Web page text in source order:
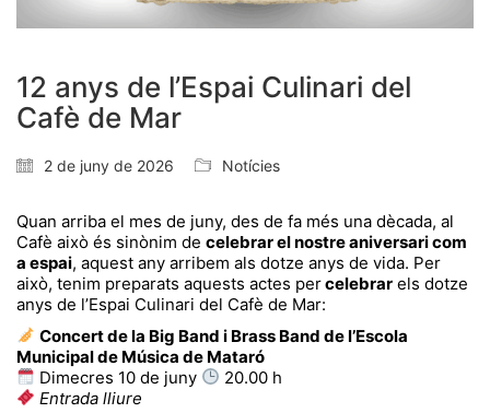
12 anys de l’Espai Culinari del
Cafè de Mar
2 de juny de 2026 Notícies
Quan arriba el mes de juny, des de fa més una dècada, al
Cafè això és sinònim de celebrar el nostre aniversari com
a espai, aquest any arribem als dotze anys de vida. Per
això, tenim preparats aquests actes percelebrar els dotze
anys de l’Espai Culinari del Cafè de Mar:
Concert de la Big Band i Brass Band de l’Escola
Municipal de Música de Mataró
Dimecres 10 de juny
20.00 h
Entrada lliure